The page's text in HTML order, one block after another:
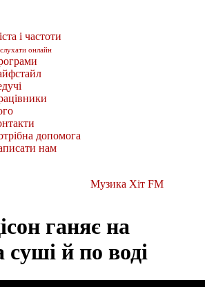
і частоти
онлайн
допомога
нам
Музика Хіт FM
ганяє на
й по воді